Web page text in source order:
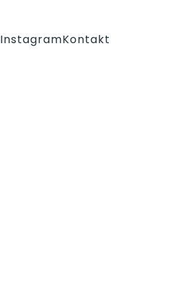
InstagramKontakt